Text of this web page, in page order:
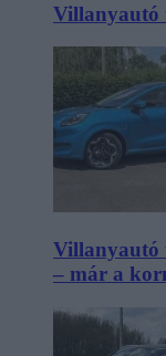
Villanyautó
Villanyautó
– már a